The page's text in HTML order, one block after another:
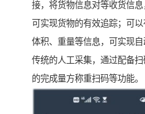
接，将货物信息对等收货信
可实现货物的有效追踪；可
体积、重量等信息，可实现
传统的人工采集，通过配备
的完成量方称重扫码等功能。